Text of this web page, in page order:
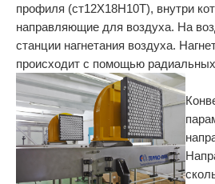
профиля (ст12Х18Н10Т), внутри
направляющие для воздуха. На
станции нагнетания воздуха.
происходит с помощью